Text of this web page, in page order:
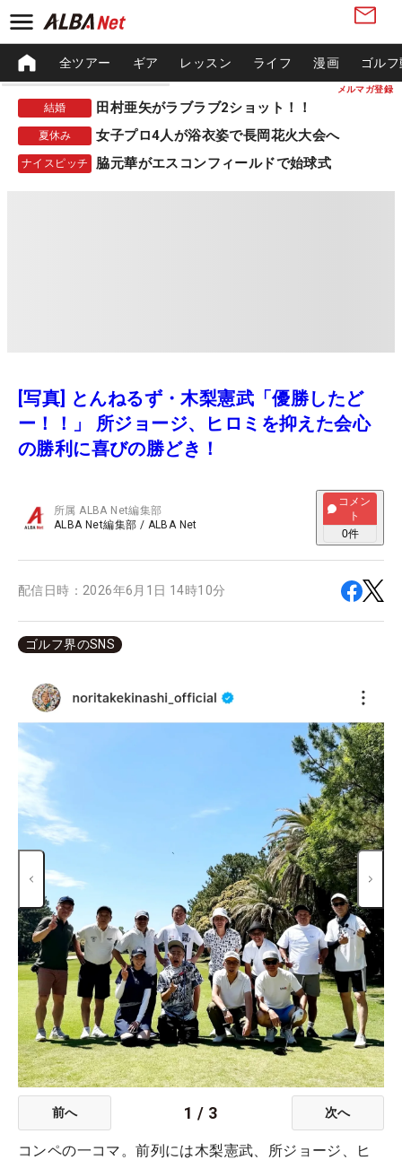
メルマガ登録
全ツアー ギア レッスン ライフ 漫画 ゴル
結婚 田村亜矢がラブラブ2ショット！！
夏休み 女子プロ4人が浴衣姿で長岡花火大会へ
ナイスピッチ 脇元華がエスコンフィールドで始球式
[写真] とんねるず・木梨憲武「優勝したど
ー！！」 所ジョージ、ヒロミを抑えた会心
の勝利に喜びの勝どき！
所属ALBA Net編集部
ALBA Net編集部 / ALBA Net
コメン
ト
0件
配信日時： 2026年6月1日 14時10分
ゴルフ界のSNS
前へ 1 / 3 次へ
コンペの一コマ。前列には木梨憲武、所ジョージ、ヒ